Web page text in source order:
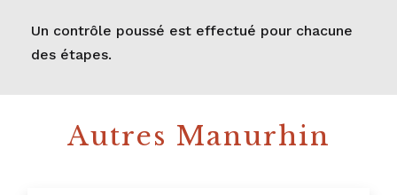
Un contrôle poussé est effectué pour chacune
des étapes.
Autres Manurhin